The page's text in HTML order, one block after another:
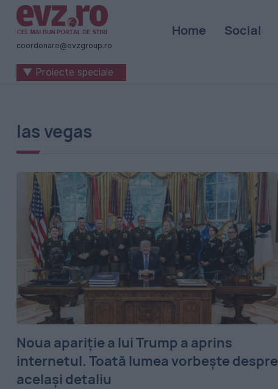
Știri
naționale
internaționale
România
-
Zilei
coordonare@evzgroup.ro
Home Social
▼ Proiecte speciale
las vegas
Noua apariție a lui Trump a aprins
internetul. Toată lumea vorbește despre
același detaliu